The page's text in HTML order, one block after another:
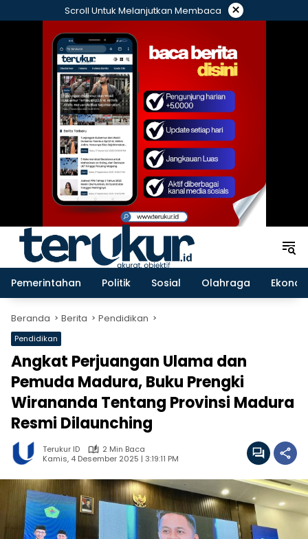
ke
Scroll Untuk Melanjutkan Membaca ×
Pemerintahan Politik Sosial Olahraga
Beranda Berita Pendidikan
Pendidikan
Angkat Perjuangan Ulama dan
Pemuda Madura, Buku Prengki
Wirananda Tentang Provinsi Madura
Resmi Dilaunching
Terukur ID
2 Min Baca
Kamis, 4 Desember 2025 | 3:19:11 PM